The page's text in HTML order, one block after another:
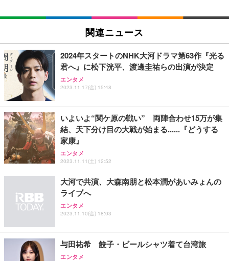
SIHOO B100 オフィスチェア／デスクチェア メッシ
ュチェア 人間工学 疲れない ブラック
￥27,999
Sezlife オフィスチェア デスクチェア 疲れない テレ
ワーク チェア 強化バックレスト 30度ロッキング機
能 人間工学 椅子 腰サポート 90度跳ね上げ式アーム
務用 おしゃれ パソコンチェア (ブラック)
Sezlife オフィスチェア デスクチェア 疲れない テレ
ワーク チェア 強化バックレスト 30度ロッキング機
能 人間工学 椅子 腰サポート 90度跳ね上げ式アーム
レスト 3Dヘッドレスト ハンガー付き 高反発クッシ
務用 おしゃれ パソコンチェア (ホワイト)
ANDWINT オフィスチェア デスクチェア 肘なし メ
ッシュ 通気性 ランバーサポート付き 腰サポート ガ
ス圧無段階昇降 360度回転 キャスター付き コンパク
EIZO ビジネス向けプレミアムモニター | FlexScan
￥109,572
【純正品】27"ゲーミングモニター DualSense 充電
フック付き（CFI-ZDM1J）
【整備済み品】Dell E2724HS 27インチ 液晶モニタ
ー フルHD（1920×1080）VA 非光沢 HDMI/DisplayP
ort/VGA スピーカー内蔵 高さ調整 スイベル VESA対
応 ComfortView ビジネス向け
【MiniLED/24.5inch/280Hz/FHD】GRAPHT THE S
HOOTER Gaming Monitor 24” Essential ゲーミン
グモニター QD 24.5インチ 1ms FHD 量子ドット 残
Amazonベーシック ペットシーツ 厚型 ワイド 42枚
x2袋(84枚) ホワイト(吸収面:ライトブルー)
￥3,234
ネオ・ルーライフ ネオ・オムツ L 中型犬用 26枚入
り 単品
Smart Basic(スマートベーシック) 【Amazon.co.jp
限定】 Smart Basic アイリスオーヤマ ペットシーツ
超厚型 お徳用 ワイド 100枚入 (x 1) (ケース販売)
アイリスオーヤマ ペットシーツ 超厚型 お徳用 レギ
ュラー 200枚入【Amazon.co.jp限定】
関連ニュース
2024年スタートのNHK大河ドラマ第63作『光る
君へ』に松下洸平、渡邊圭祐らの出演が決定
エンタメ
2023.11.17(金) 15:48
いよいよ“関ケ原の戦い” 両陣合わせ15万が集
結、天下分け目の大戦が始まる......『どうする
家康』
エンタメ
2023.11.11(土) 12:52
大河で共演、大森南朋と松本潤があいみょんの
ライブへ
エンタメ
2023.11.10(金) 18:03
与田祐希 餃子・ビールシャツ着て台湾旅
エンタメ